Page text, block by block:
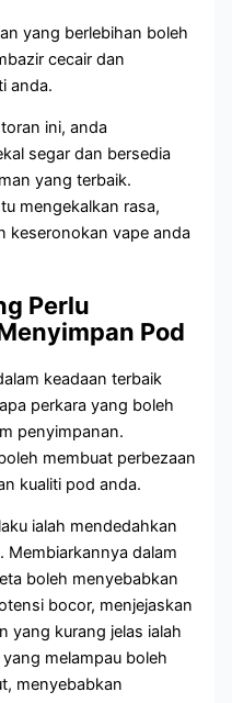
yang berlebihan boleh
cecair dan
anda.
ini, anda
segar dan bersedia
yang terbaik.
mengekalkan rasa,
keseronokan vape anda
Perlu
Pod
keadaan terbaik
perkara yang boleh
penyimpanan.
membuat perbezaan
kualiti pod anda.
ialah mendedahkan
Membiarkannya dalam
boleh menyebabkan
bocor, menjejaskan
yang kurang jelas ialah
melampau boleh
menyebabkan